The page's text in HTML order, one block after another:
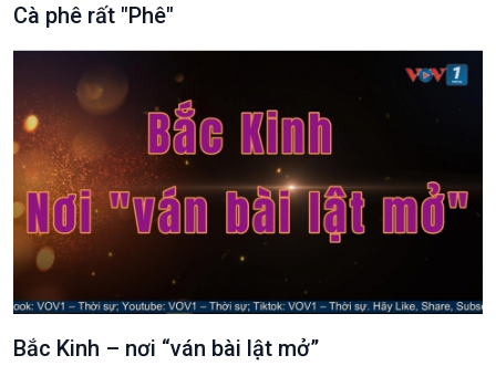
Podcast
Góc nhìn VOV1
Bình luận
10 phút Sự kiện - Luận bàn
Câu chuyện thời sự
Dòng chảy sự kiện
Diễn đàn chủ nhật
Cà phê rất "Phê"
Bắc Kinh – nơi “ván bài lật mở”